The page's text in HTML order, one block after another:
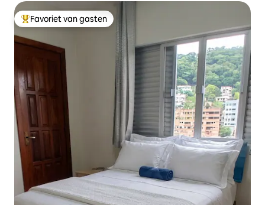
Topfavoriet van gasten
Favoriet van gasten